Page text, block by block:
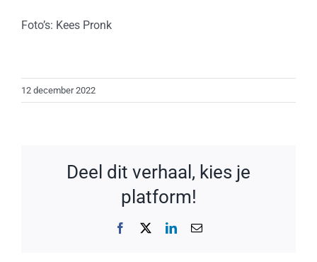
Foto’s: Kees Pronk
12 december 2022
Deel dit verhaal, kies je
platform!
Facebook LinkedIn
E-